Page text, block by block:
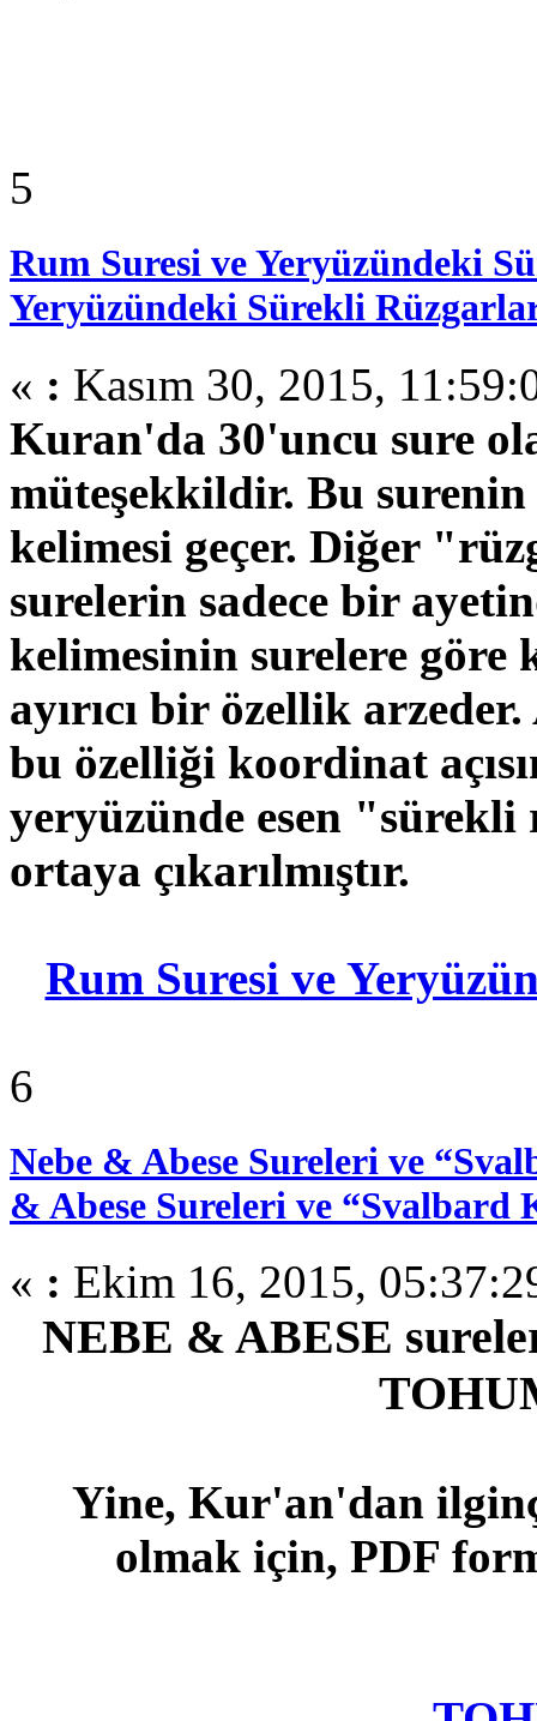
5
Rum Suresi ve Yeryüzündeki
Yeryüzündeki Sürekli
« : Kasım 30, 2015,
Kuran'da 30'uncu sure
müteşekkildir. Bu
kelimesi geçer. Diğer
surelerin sadece bir
kelimesinin surelere göre
ayırıcı bir özellik
bu özelliği koordinat
yeryüzünde esen
ortaya çıkarılmıştır.
Rum Suresi ve
6
Nebe & Abese Sureleri ve
& Abese Sureleri ve “Svalbard
« : Ekim 16, 2015,
NEBE & ABESE
Yine, Kur'an'dan
olmak için, PDF